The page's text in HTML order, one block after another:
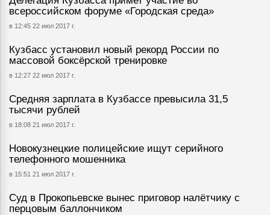
всероссийском форуме «Городская среда»
в 12:45 22 июл 2017 г.
Кузбасс установил новый рекорд России по
массовой боксёрской тренировке
в 12:27 22 июл 2017 г.
Средняя зарплата в Кузбассе превысила 31,5
тысячи рублей
в 18:08 21 июл 2017 г.
Новокузнецкие полицейские ищут серийного
телефонного мошенника
в 15:51 21 июл 2017 г.
Суд в Прокопьевске вынес приговор налётчику с
перцовым баллончиком